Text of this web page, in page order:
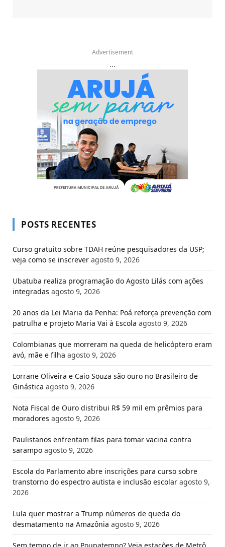
Advertisement
...
POSTS RECENTES
Curso gratuito sobre TDAH reúne pesquisadores da USP;
veja como se inscrever agosto 9, 2026
Ubatuba realiza programação do Agosto Lilás com ações
integradas agosto 9, 2026
20 anos da Lei Maria da Penha: Poá reforça prevenção com
patrulha e projeto Maria Vai à Escola agosto 9, 2026
Colombianas que morreram na queda de helicóptero eram
avó, mãe e filha agosto 9, 2026
Lorrane Oliveira e Caio Souza são ouro no Brasileiro de
Ginástica agosto 9, 2026
Nota Fiscal de Ouro distribui R$ 59 mil em prêmios para
moradores agosto 9, 2026
Paulistanos enfrentam filas para tomar vacina contra
sarampo agosto 9, 2026
Escola do Parlamento abre inscrições para curso sobre
transtorno do espectro autista e inclusão escolar agosto 9,
2026
Lula quer mostrar a Trump números de queda do
desmatamento na Amazônia agosto 9, 2026